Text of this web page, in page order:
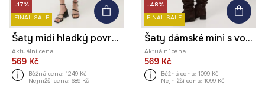
-17%
FINAL SALE
Šaty midi hladký povrch
Aktuální cena:
569 Kč
Běžná cena: 1249 Kč
Nejnižší cena: 689 Kč
-48%
FINAL SALE
Šaty dámské mini s volánky
Aktuální cena:
569 Kč
Běžná cena: 1099 Kč
Nejnižší cena: 1099 Kč